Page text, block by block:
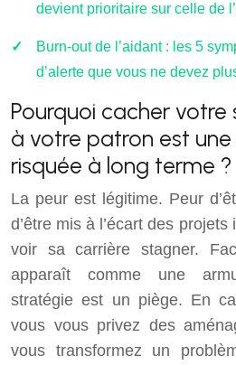
devient prioritaire sur celle de
Burn-out de l’aidant : les 5
d’alerte que vous ne devez
Pourquoi cacher votre
à votre patron est
risquée à long terme ?
La peur est légitime. Peur
d’être mis à l’écart des
voir sa carrière stagner.
apparaît comme une
stratégie est un piège. En
vous vous privez des
vous transformez un